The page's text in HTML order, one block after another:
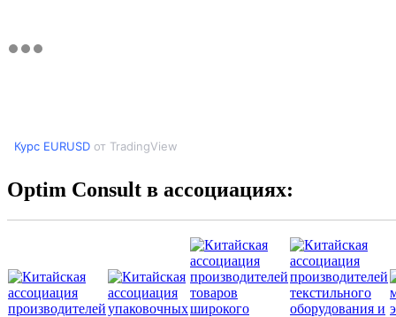
Курс EURUSDот TradingView
Optim Consult в ассоциациях: